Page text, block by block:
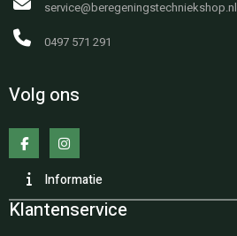
service@beregeningstechniekshop.nl
0497 571 291
Volg ons
Informatie
Klantenservice